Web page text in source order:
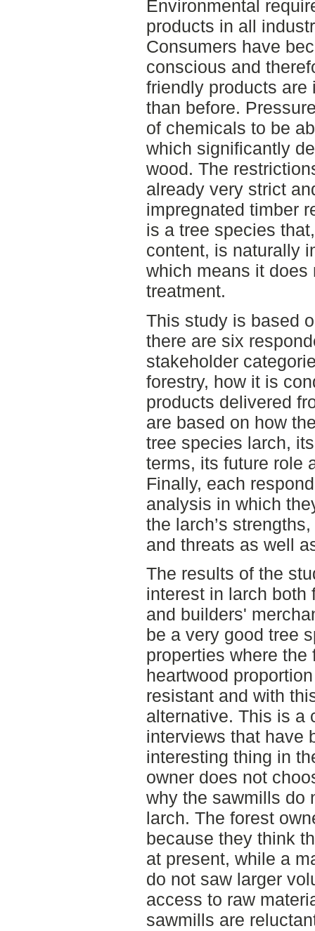
Environmental
products in all
Consumers have
conscious and
friendly products are
than before.
of chemicals to be
which significantly
wood. The
already very strict
impregnated timber
is a tree species
content, is naturally
which means it
treatment.
This study is based
there are six
stakeholder
forestry, how it is
products delivered
are based on how
tree species larch,
terms, its future role
Finally, each
analysis in which
the larch’s
and threats as well
The results of the
interest in larch both
and builders'
be a very good tree
properties where
heartwood
resistant and with
alternative. This is a
interviews that have
interesting thing in
owner does not
why the sawmills do
larch. The forest
because they think
at present, while a
do not saw larger
access to raw
sawmills are